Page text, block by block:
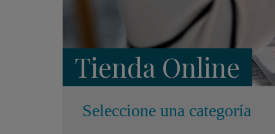
Tienda Online
Seleccione una categoría